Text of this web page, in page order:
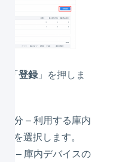
「登録 」を押しま
区分 – 利用する庫内
類を選択します。
名 – 庫内デバイスの